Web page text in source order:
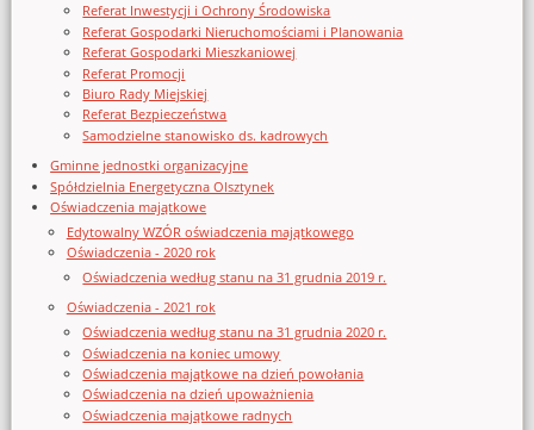
Referat Inwestycji i Ochrony Środowiska
Referat Gospodarki Nieruchomościami i Planowania
Referat Gospodarki Mieszkaniowej
Referat Promocji
Biuro Rady Miejskiej
Referat Bezpieczeństwa
Samodzielne stanowisko ds. kadrowych
Gminne jednostki organizacyjne
Spółdzielnia Energetyczna Olsztynek
Oświadczenia majątkowe
Edytowalny WZÓR oświadczenia majątkowego
Oświadczenia - 2020 rok
Oświadczenia według stanu na 31 grudnia 2019 r.
Oświadczenia - 2021 rok
Oświadczenia według stanu na 31 grudnia 2020 r.
Oświadczenia na koniec umowy
Oświadczenia majątkowe na dzień powołania
Oświadczenia na dzień upoważnienia
Oświadczenia majątkowe radnych